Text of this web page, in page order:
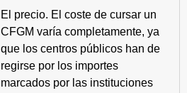
El precio. El coste de cursar un
CFGM varía completamente, ya
que los centros públicos han de
regirse por los importes
marcados por las instituciones